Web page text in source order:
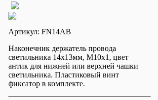
Артикул: FN14AB
Наконечник держатель провода
светильника 14x13мм, М10х1, цвет
антик для нижней или верхней чашки
светильника. Пластиковый винт
фиксатор в комплекте.